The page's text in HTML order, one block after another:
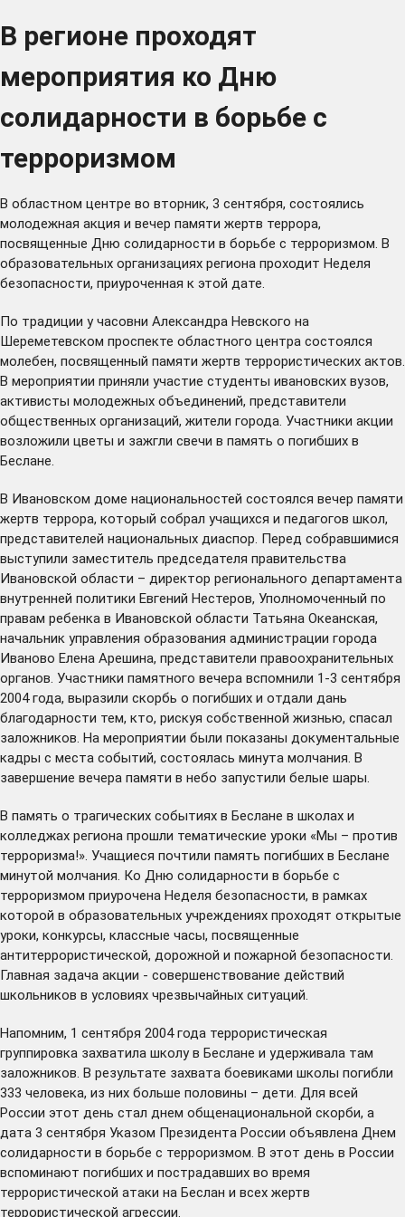
В регионе проходят
мероприятия ко Дню
солидарности в борьбе с
терроризмом
В областном центре во вторник, 3 сентября, состоялись
молодежная акция и вечер памяти жертв террора,
посвященные Дню солидарности в борьбе с терроризмом. В
образовательных организациях региона проходит Неделя
безопасности, приуроченная к этой дате.
По традиции у часовни Александра Невского на
Шереметевском проспекте областного центра состоялся
молебен, посвященный памяти жертв террористических актов.
В мероприятии приняли участие студенты ивановских вузов,
активисты молодежных объединений, представители
общественных организаций, жители города. Участники акции
возложили цветы и зажгли свечи в память о погибших в
Беслане.
В Ивановском доме национальностей состоялся вечер памяти
жертв террора, который собрал учащихся и педагогов школ,
представителей национальных диаспор. Перед собравшимися
выступили заместитель председателя правительства
Ивановской области – директор регионального департамента
внутренней политики Евгений Нестеров, Уполномоченный по
правам ребенка в Ивановской области Татьяна Океанская,
начальник управления образования администрации города
Иваново Елена Арешина, представители правоохранительных
органов. Участники памятного вечера вспомнили 1-3 сентября
2004 года, выразили скорбь о погибших и отдали дань
благодарности тем, кто, рискуя собственной жизнью, спасал
заложников. На мероприятии были показаны документальные
кадры с места событий, состоялась минута молчания. В
завершение вечера памяти в небо запустили белые шары.
В память о трагических событиях в Беслане в школах и
колледжах региона прошли тематические уроки «Мы – против
терроризма!». Учащиеся почтили память погибших в Беслане
минутой молчания. Ко Дню солидарности в борьбе с
терроризмом приурочена Неделя безопасности, в рамках
которой в образовательных учреждениях проходят открытые
уроки, конкурсы, классные часы, посвященные
антитеррористической, дорожной и пожарной безопасности.
Главная задача акции - совершенствование действий
школьников в условиях чрезвычайных ситуаций.
Напомним, 1 сентября 2004 года террористическая
группировка захватила школу в Беслане и удерживала там
заложников. В результате захвата боевиками школы погибли
333 человека, из них больше половины – дети. Для всей
России этот день стал днем общенациональной скорби, а
дата 3 сентября Указом Президента России объявлена Днем
солидарности в борьбе с терроризмом. В этот день в России
вспоминают погибших и пострадавших во время
террористической атаки на Беслан и всех жертв
террористической агрессии.